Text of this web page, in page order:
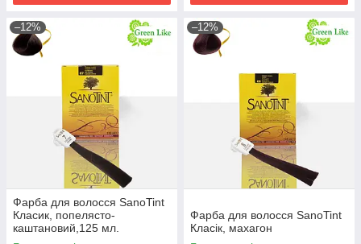
–12%
Фарба для волосся SanoTint
Класик, попелясто-
каштановий,125 мл.
–12%
Фарба для волосся SanoTint
Класік, махагон